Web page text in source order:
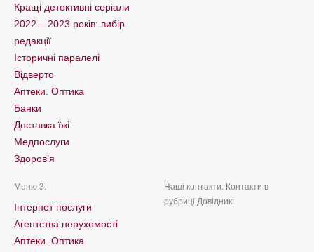
Кращі детективні серіали
2022 – 2023 років: вибір
редакції
Історичні паралелі
Відверто
Аптеки. Оптика
Банки
Доставка їжі
Медпослуги
Здоров’я
Меню 3:
Інтернет послуги
Агентства нерухомості
Аптеки. Оптика
Наші контакти: Контакти в
рубриці Довідник: